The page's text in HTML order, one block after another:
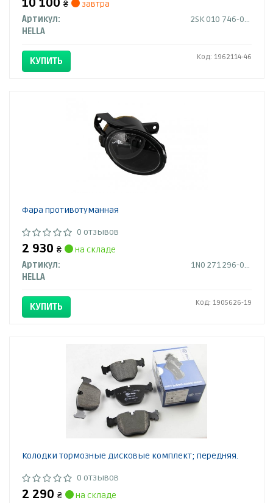
10 100 ₴
завтра
Артикул:
2SK 010 746-031
HELLA
КУПИТЬ Код: 1962114-46
Фара противотуманная
0 отзывов
2 930 ₴
на складе
Артикул:
1N0 271 296-041
HELLA
КУПИТЬ Код: 1905626-19
Колодки тормозные дисковые комплект; передняя.
0 отзывов
2 290 ₴
на складе